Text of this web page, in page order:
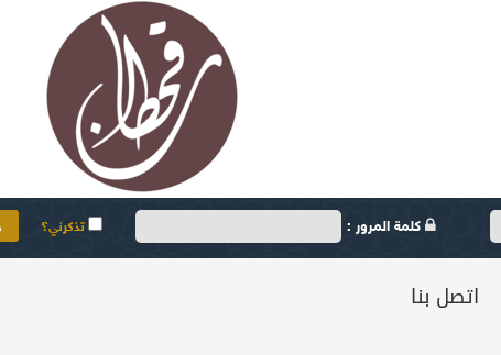
كلمة المرور : تذكرني؟
اتصل بنا